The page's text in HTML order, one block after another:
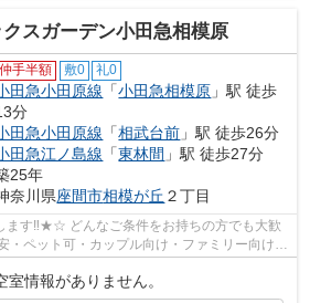
スガーデン小田急相模原
仲手半額 敷0 礼0
田急小田原線 「小田急相模原 」駅 徒歩
分
田急小田原線 「相武台前 」駅 徒歩26分
田急江ノ島線 「東林間 」駅 徒歩27分
25年
奈川県座間市相模が丘 ２丁目
す‼★☆ どんなご条件をお持ちの方でも大歓
・ペット可・カップル向け・ファミリー向け・
室情報がありません。